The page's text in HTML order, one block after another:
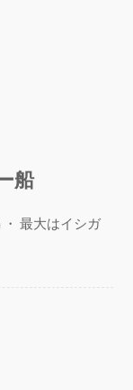
船
最大はイシガ